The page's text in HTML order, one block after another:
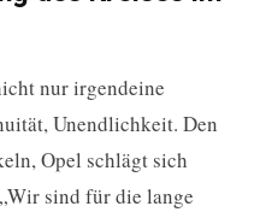
nur irgendeine
Unendlichkeit. Den
Opel schlägt sich
sind für die lange